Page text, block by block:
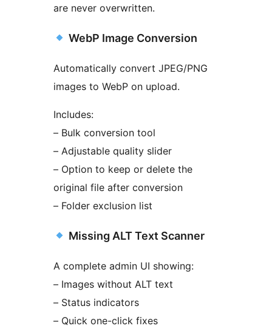
are never overwritten.
WebP Image Conversion
Automatically convert JPEG/PNG
images to WebP on upload.
Includes:
– Bulk conversion tool
– Adjustable quality slider
– Option to keep or delete the
original file after conversion
– Folder exclusion list
Missing ALT Text Scanner
A complete admin UI showing:
– Images without ALT text
– Status indicators
– Quick one-click fixes